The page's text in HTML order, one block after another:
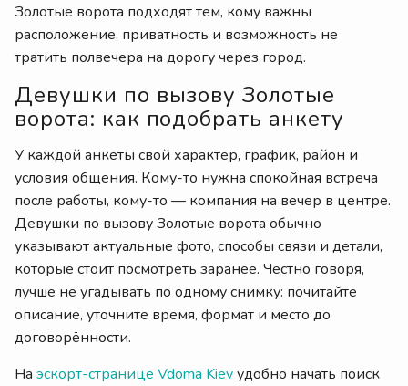
Золотые ворота подходят тем, кому важны
расположение, приватность и возможность не
тратить полвечера на дорогу через город.
Девушки по вызову Золотые
ворота: как подобрать анкету
У каждой анкеты свой характер, график, район и
условия общения. Кому-то нужна спокойная встреча
после работы, кому-то — компания на вечер в центре.
Девушки по вызову Золотые ворота обычно
указывают актуальные фото, способы связи и детали,
которые стоит посмотреть заранее. Честно говоря,
лучше не угадывать по одному снимку: почитайте
описание, уточните время, формат и место до
договорённости.
На эскорт-странице Vdoma Kievудобно начать поиск